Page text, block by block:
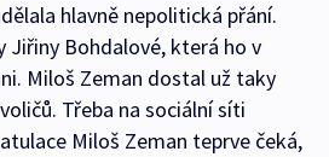
hlavně nepolitická přání.
Jiřiny Bohdalové, která ho v
Miloš Zeman dostal už taky
Třeba na sociální síti
Miloš Zeman teprve čeká,